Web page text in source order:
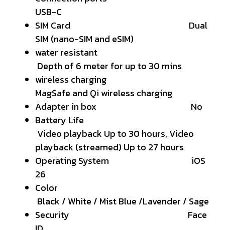
USB-C
SIM Card Dual
SIM (nano-SIM and eSIM)
water resistant
Depth of 6 meter for up to 30 mins
wireless charging
MagSafe and Qi wireless charging
Adapter in box No
Battery Life
Video playback Up to 30 hours, Video
playback (streamed) Up to 27 hours
Operating System iOS
26
Color
Black / White / Mist Blue /Lavender / Sage
Security Face